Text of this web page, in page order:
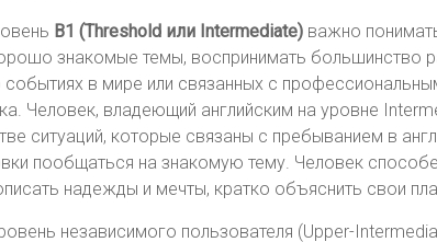
B1 (Threshold или Intermediate) важно
знакомые темы, воспринимать большинство
в мире или связанных с
Человек, владеющий английским на уровне
ситуаций, которые связаны с пребыванием в
пообщаться на знакомую тему. Человек
надежды и мечты, кратко объяснить свои
независимого пользователя (Upper-